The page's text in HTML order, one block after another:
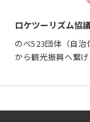
ロケツーリズム協
のべ523団体（自
から観光振興へ繋